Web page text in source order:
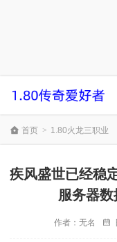
首页 > 1.80火龙三职业
疾风盛世已经稳
服务器数
作者： 无名